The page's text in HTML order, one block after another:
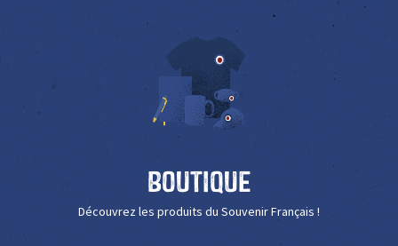
Boutique
Découvrez les produits du Souvenir Français !